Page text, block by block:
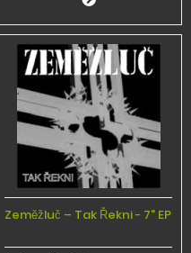
Zeměžluč – Tak Řekni - 7" EP